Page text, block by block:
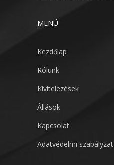
MENÜ
Kezdőlap
Rólunk
Kivitelezések
Állások
Kapcsolat
Adatvédelmi szabályzat